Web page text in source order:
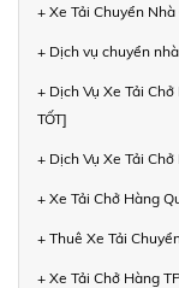
+ Xe Tải Chuyển
+ Dịch vụ chuyển
+ Dịch Vụ Xe Tải
TỐT]
+ Dịch Vụ Xe Tải
+ Xe Tải Chở Hàng
+ Thuê Xe Tải
+ Xe Tải Chở Hàng